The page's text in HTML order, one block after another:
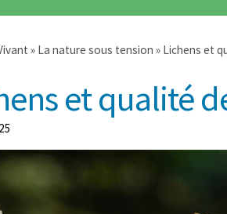
» La nature sous tension » Lichens et
et qualité